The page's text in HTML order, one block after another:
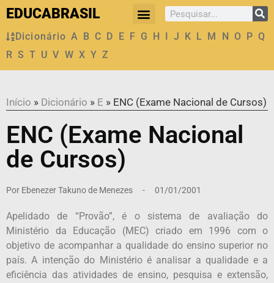
EDUCABRASIL
Dicionário A B C D E F G H I J K L M N O P Q
R S T U V W X Y Z
Início » Dicionário » E » ENC (Exame Nacional de Cursos)
ENC (Exame Nacional
de Cursos)
Por Ebenezer Takuno de Menezes - 01/01/2001
Apelidado de “Provão”, é o sistema de avaliação do
Ministério da Educação (MEC) criado em 1996 com o
objetivo de acompanhar a qualidade do ensino superior no
país. A intenção do Ministério é analisar a qualidade e a
eficiência das atividades de ensino, pesquisa e extensão,